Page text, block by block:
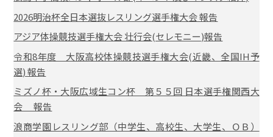
2026明治杯全日本選抜レスリング選手権大会 報告
アジア体操競技選手権大会 壮行会(セレモニー)報告
令和8年度 大阪高校体操競技選手権大会(近畿、全国IH予
選) 報告
ミズノ杯・大阪広域生コン杯 第５５回 日本選手権関西大
会 報告
浪商学園レスリング部（中学生、高校生、大学生、ＯＢ）